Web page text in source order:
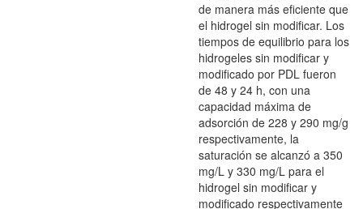
de manera más eficiente que
el hidrogel sin modificar. Los
tiempos de equilibrio para los
hidrogeles sin modificar y
modificado por PDL fueron
de 48 y 24 h, con una
capacidad máxima de
adsorción de 228 y 290 mg/g
respectivamente, la
saturación se alcanzó a 350
mg/L y 330 mg/L para el
hidrogel sin modificar y
modificado respectivamente